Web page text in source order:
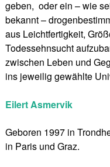
geben, oder ein – wie
bekannt –
aus Leichtfertigkeit,
Todessehnsucht
zwischen Leben und
ins jeweilig gewählte
Eilert Asmervik
Geboren 1997 in
in Paris und Graz.